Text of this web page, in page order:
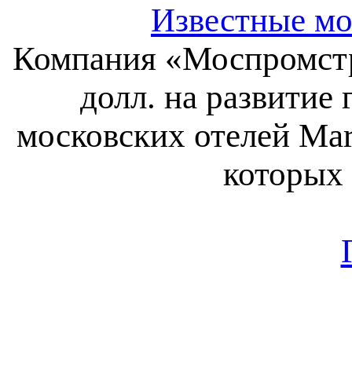
Известные
Компания
долл. на развитие
московских отелей